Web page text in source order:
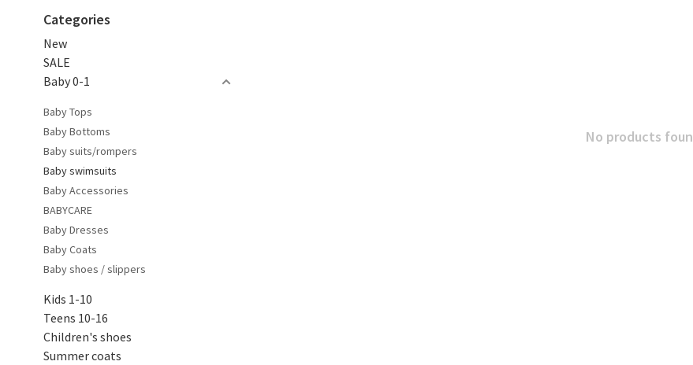
Categories
New
SALE
Baby 0-1
Baby Tops
Baby Bottoms
Baby suits/rompers
Baby swimsuits
Baby Accessories
BABYCARE
Baby Dresses
Baby Coats
Baby shoes / slippers
Kids 1-10
Teens 10-16
Children's shoes
Summer coats
No products